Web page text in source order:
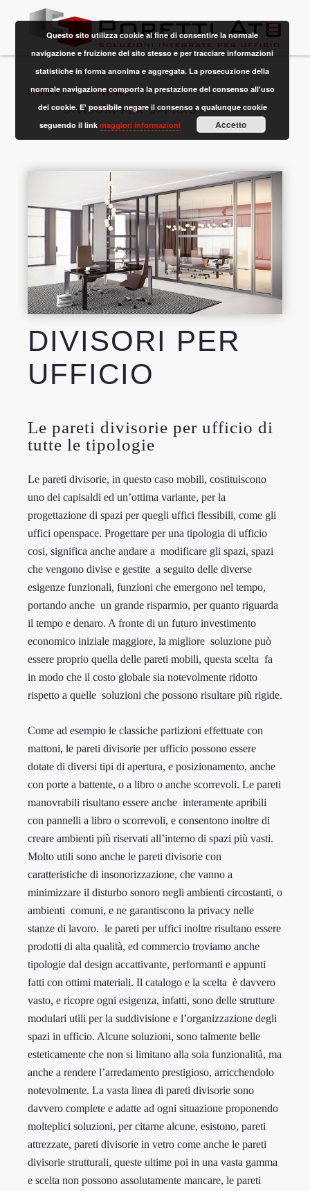
HOME
NEWS
DIVISORI PER UFFICIO
DIVISORI PER
UFFICIO
Le pareti divisorie per ufficio di
tutte le tipologie
Le pareti divisorie, in questo caso mobili, costituiscono
uno dei capisaldi ed un’ottima variante, per la
progettazione di spazi per quegli uffici flessibili, come gli
uffici openspace. Progettare per una tipologia di ufficio
cosi, significa anche andare a modificare gli spazi, spazi
che vengono divise e gestite a seguito delle diverse
esigenze funzionali, funzioni che emergono nel tempo,
portando anche un grande risparmio, per quanto riguarda
il tempo e denaro. A fronte di un futuro investimento
economico iniziale maggiore, la migliore soluzione può
essere proprio quella delle pareti mobili, questa scelta fa
in modo che il costo globale sia notevolmente ridotto
rispetto a quelle soluzioni che possono risultare più rigide.
Come ad esempio le classiche partizioni effettuate con
mattoni, le pareti divisorie per ufficio possono essere
dotate di diversi tipi di apertura, e posizionamento, anche
con porte a battente, o a libro o anche scorrevoli. Le pareti
manovrabili risultano essere anche interamente apribili
con pannelli a libro o scorrevoli, e consentono inoltre di
creare ambienti più riservati all’interno di spazi più vasti.
Molto utili sono anche le pareti divisorie con
caratteristiche di insonorizzazione, che vanno a
minimizzare il disturbo sonoro negli ambienti circostanti, o
ambienti comuni, e ne garantiscono la privacy nelle
stanze di lavoro. le pareti per uffici inoltre risultano essere
prodotti di alta qualità, ed commercio troviamo anche
tipologie dal design accattivante, performanti e appunti
fatti con ottimi materiali. Il catalogo e la scelta è davvero
vasto, e ricopre ogni esigenza, infatti, sono delle strutture
modulari utili per la suddivisione e l’organizzazione degli
spazi in ufficio. Alcune soluzioni, sono talmente belle
esteticamente che non si limitano alla sola funzionalità, ma
anche a rendere l’arredamento prestigioso, arricchendolo
notevolmente. La vasta linea di pareti divisorie sono
davvero complete e adatte ad ogni situazione proponendo
molteplici soluzioni, per citarne alcune, esistono, pareti
attrezzate, pareti divisorie in vetro come anche le pareti
divisorie strutturali, queste ultime poi in una vasta gamma
e scelta non possono assolutamente mancare, le pareti
Questo sito utilizza cookie al fine di consentire la normale
navigazione e fruizione del sito stesso e per tracciare informazioni
statistiche in forma anonima e aggregata. La prosecuzione della
normale navigazione comporta la prestazione del consenso all'uso
dei cookie. E' possibile negare il consenso a qualunque cookie
seguendo il link maggiori informazioni Accetto